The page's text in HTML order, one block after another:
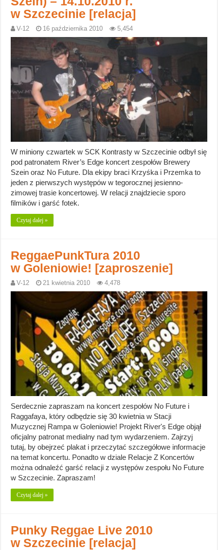
w Szczecinie [relacja]
V-12 16 października 2010 5,454
W miniony czwartek w SCK Kontrasty w Szczecinie odbył się
pod patronatem River’s Edge koncert zespołów Brewery
Szein oraz No Future. Dla ekipy braci Krzyśka i Przemka to
jeden z pierwszych występów w tegorocznej jesienno-
zimowej trasie koncertowej. W relacji znajdziecie sporo
filmików i garść fotek.
Czytaj dalej »
ReggaePunkTura 2010
w Goleniowie! [zaproszenie]
V-12 21 kwietnia 2010 4,478
Serdecznie zapraszam na koncert zespołów No Future i
Raggafaya, który odbędzie się 30 kwietnia w Stacji
Muzycznej Rampa w Goleniowie! Projekt River's Edge objął
oficjalny patronat medialny nad tym wydarzeniem. Zajrzyj
tutaj, by obejrzeć plakat i przeczytać szczegółowe informacje
na temat koncertu. Ponadto w dziale Relacje Z Koncertów
można odnaleźć garść relacji z występów zespołu No Future
w Szczecinie. Zapraszam!
Czytaj dalej »
Punky Reggae Live 2010
w Szczecinie [relacja]